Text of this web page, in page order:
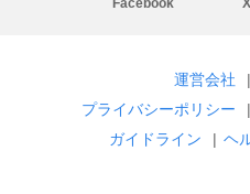
Facebook X
運営会社 |
プライバシーポリシー
|
ガイドライン
| ヘ